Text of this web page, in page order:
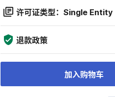
许可证类型：Single Entity
退款政策
加入购物车